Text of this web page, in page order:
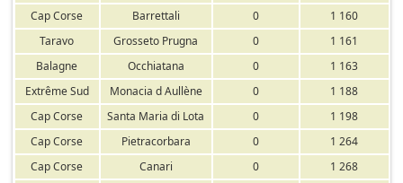
Cap Corse
Barrettali 0
1 160
Taravo
Grosseto Prugna 0
1 161
Balagne
Occhiatana 0
1 163
Extrême Sud
Monacia d Aullène 0
1 188
Cap Corse
Santa Maria di Lota 0
1 198
Cap Corse
Pietracorbara 0
1 264
Cap Corse
Canari 0
1 268